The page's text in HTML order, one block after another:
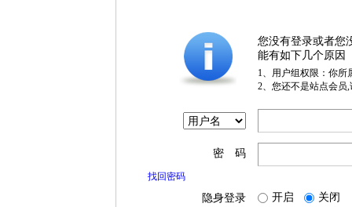
您没有登录或者您
能有如下几个原因
1、用户组权限：你所
2、您还不是站点会员
密 码
找回密码
隐身登录 开启 关闭